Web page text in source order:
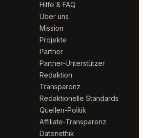
Hilfe & FAQ
Über uns
Mission
Projekte
Partner
Partner-Unterstützer
Redaktion
Transparenz
Redaktionelle Standards
Quellen-Politik
Affiliate-Transparenz
Datenethik